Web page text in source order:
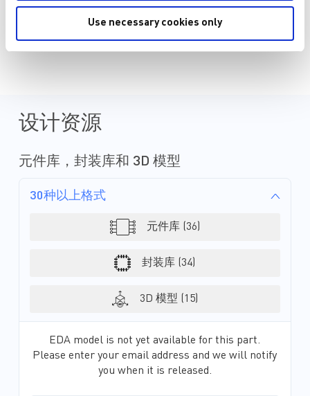
Use necessary cookies only
页面 1 为 25
设计资源
元件库，封装库和 3D 模型
30种以上格式
元件库 (36)
封装库 (34)
3D 模型 (15)
EDA model is not yet available for this part.
Please enter your email address and we will notify
you when it is released.